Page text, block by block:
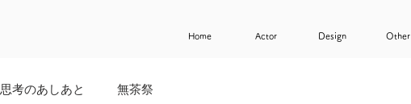
Home Actor Design Other
思考のあしあと 無茶祭